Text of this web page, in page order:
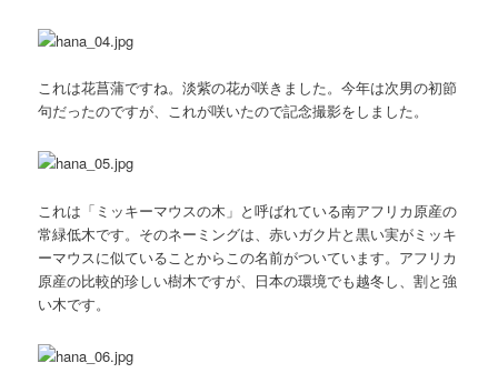
これは花菖蒲ですね。淡紫の花が咲きました。今年は次男の初節
句だったのですが、これが咲いたので記念撮影をしました。
これは「ミッキーマウスの木」と呼ばれている南アフリカ原産の
常緑低木です。そのネーミングは、赤いガク片と黒い実がミッキ
ーマウスに似ていることからこの名前がついています。アフリカ
原産の比較的珍しい樹木ですが、日本の環境でも越冬し、割と強
い木です。